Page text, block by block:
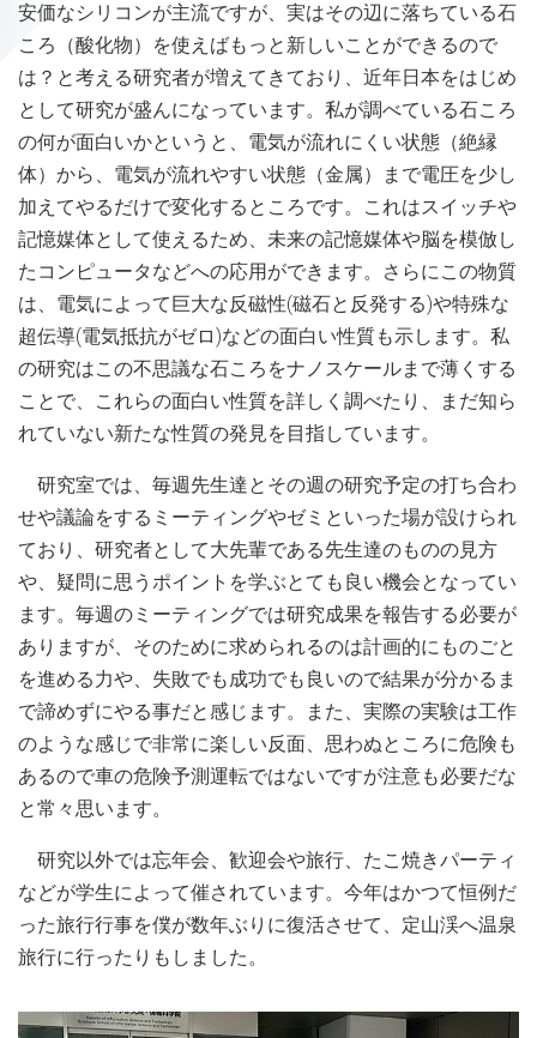
安価なシリコンが主流ですが、実はその辺に落ちている石
ころ（酸化物）を使えばもっと新しいことができるので
は？と考える研究者が増えてきており、近年日本をはじめ
として研究が盛んになっています。私が調べている石ころ
の何が面白いかというと、電気が流れにくい状態（絶縁
体）から、電気が流れやすい状態（金属）まで電圧を少し
加えてやるだけで変化するところです。これはスイッチや
記憶媒体として使えるため、未来の記憶媒体や脳を模倣し
たコンピュータなどへの応用ができます。さらにこの物質
は、電気によって巨大な反磁性(磁石と反発する)や特殊な
超伝導(電気抵抗がゼロ)などの面白い性質も示します。私
の研究はこの不思議な石ころをナノスケールまで薄くする
ことで、これらの面白い性質を詳しく調べたり、まだ知ら
れていない新たな性質の発見を目指しています。
研究室では、毎週先生達とその週の研究予定の打ち合わ
せや議論をするミーティングやゼミといった場が設けられ
ており、研究者として大先輩である先生達のものの見方
や、疑問に思うポイントを学ぶとても良い機会となってい
ます。毎週のミーティングでは研究成果を報告する必要が
ありますが、そのために求められるのは計画的にものごと
を進める力や、失敗でも成功でも良いので結果が分かるま
で諦めずにやる事だと感じます。また、実際の実験は工作
のような感じで非常に楽しい反面、思わぬところに危険も
あるので車の危険予測運転ではないですが注意も必要だな
と常々思います。
研究以外では忘年会、歓迎会や旅行、たこ焼きパーティ
などが学生によって催されています。今年はかつて恒例だ
った旅行行事を僕が数年ぶりに復活させて、定山渓へ温泉
旅行に行ったりもしました。